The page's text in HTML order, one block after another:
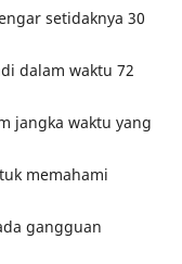
setidaknya 30
dalam waktu 72
jangka waktu yang
memahami
gangguan